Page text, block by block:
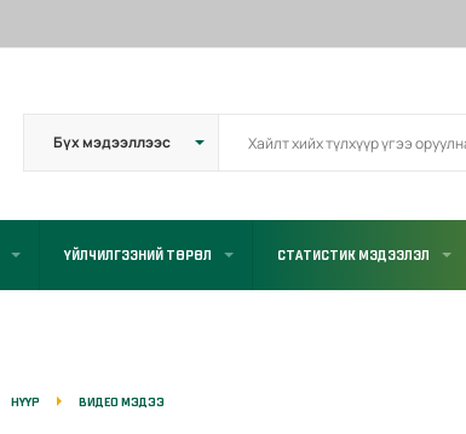
ҮЙЛЧИЛГЭЭНИЙ ТӨРӨЛ СТАТИСТИК МЭДЭЭЛЭЛ
НҮҮР ВИДЕО МЭДЭЭ